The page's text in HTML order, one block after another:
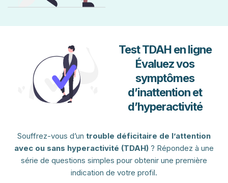
Test TDAH en ligne
Évaluez vos
symptômes
d’inattention et
d’hyperactivité
Souffrez-vous d’un trouble déficitaire de l’attention
avec ou sans hyperactivité (TDAH) ? Répondez à une
série de questions simples pour obtenir une première
indication de votre profil.